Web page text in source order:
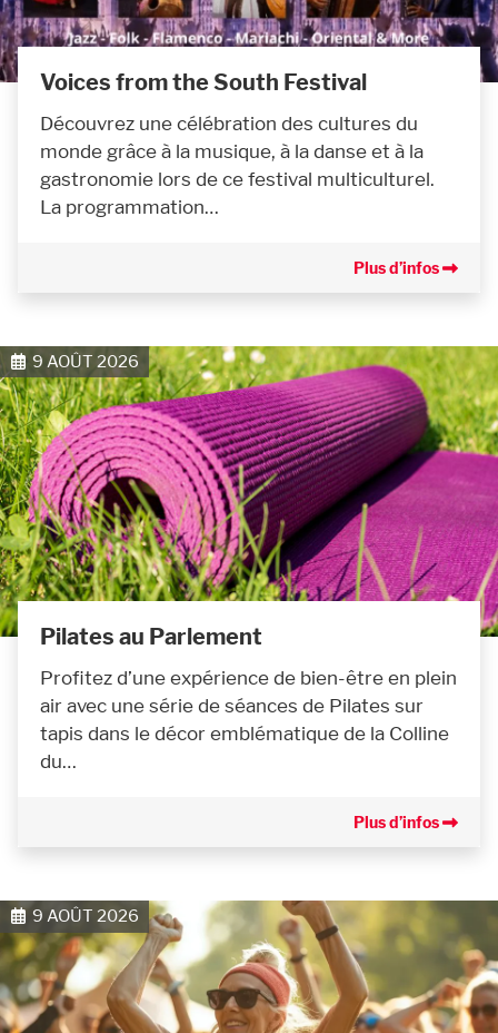
Voices from the South Festival
Découvrez une célébration des cultures du
monde grâce à la musique, à la danse et à la
gastronomie lors de ce festival multiculturel.
La programmation…
Plus d’infos
9 AOÛT 2026
Pilates au Parlement
Profitez d’une expérience de bien-être en plein
air avec une série de séances de Pilates sur
tapis dans le décor emblématique de la Colline
du…
Plus d’infos
9 AOÛT 2026